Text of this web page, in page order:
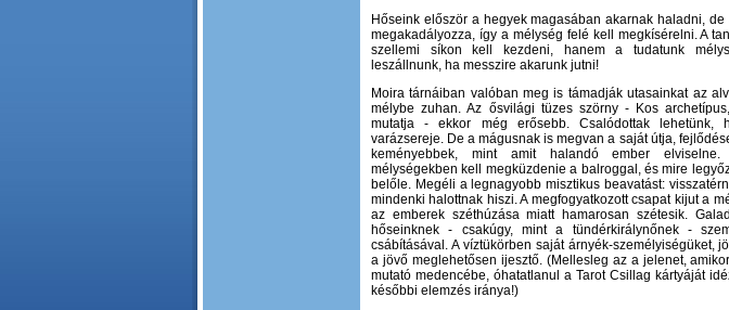
Hőseink először a hegyek magasában akarnak haladni,
megakadályozza, így a mélység felé kell megkísérelni. A
szellemi síkon kell kezdeni, hanem a tudatunk
leszállnunk, ha messzire akarunk jutni!
Moira tárnáiban valóban meg is támadják utasainkat az
mélybe zuhan. Az ősvilági tüzes szörny - Kos
mutatja - ekkor még erősebb. Csalódottak
varázsereje. De a mágusnak is megvan a saját útja,
keményebbek, mint amit halandó ember elviselne.
mélységekben kell megküzdenie a balroggal, és mire
belőle. Megéli a legnagyobb misztikus beavatást:
mindenki halottnak hiszi. A megfogyatkozott csapat kijut a
az emberek széthúzása miatt hamarosan szétesik.
hőseinknek - csakúgy, mint a tündérkirálynőnek -
csábításával. A víztükörben saját árnyék-személyiségüket,
a jövő meglehetősen ijesztő. (Mellesleg az a jelenet,
mutató medencébe, óhatatlanul a Tarot Csillag kártyáját
későbbi elemzés iránya!)